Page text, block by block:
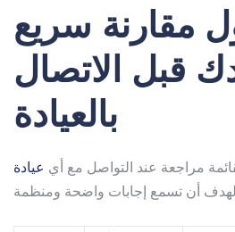
مقارنة سريع
قبل الاتصال
بالعيادة
مراجعة عند التواصل مع أي عيادة